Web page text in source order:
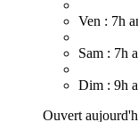
Ven : 7h
Sam : 7h
Dim : 9h
Ouvert